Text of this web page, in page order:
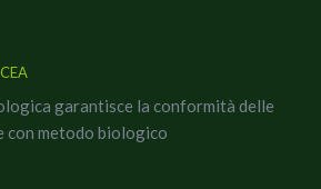
vino dealcolizzato, ideale anche
garantisce la conformità delle
metodo biologico